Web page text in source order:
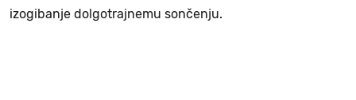
izogibanje dolgotrajnemu sončenju.